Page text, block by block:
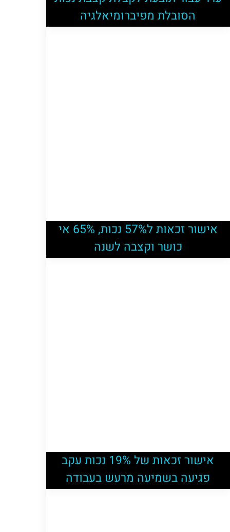
הסובלת מפיברומיאלגיה
אישור זכאות ל57% נכות, 65% אי
כושר וקצבה לשנה
אישור זכאות של 19% נכות עקב
פגיעה בשמיעה מרעש בעבודה